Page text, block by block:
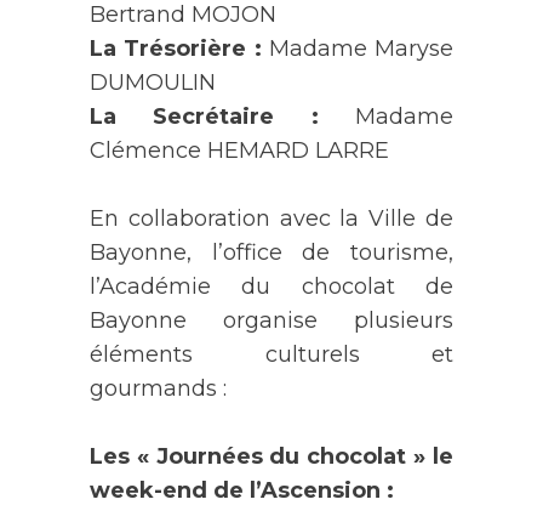
Bertrand MOJON
La Trésorière : Madame Maryse
DUMOULIN
La Secrétaire : Madame
Clémence HEMARD LARRE
En collaboration avec la Ville de
Bayonne, l’office de tourisme,
l’Académie du chocolat de
Bayonne organise plusieurs
éléments culturels et
gourmands :
Les « Journées du chocolat » le
week-end de l’Ascension :